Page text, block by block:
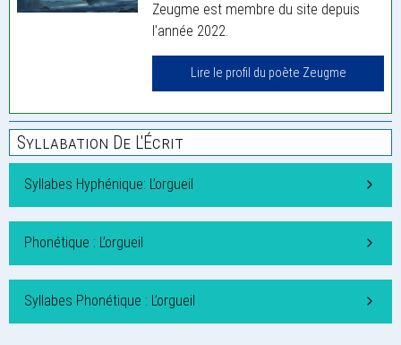
Zeugme est membre du site depuis
l'année 2022.
Lire le profil du poète Zeugme
Syllabation De L'Écrit
Syllabes Hyphénique: L’orgueil
Phonétique : L’orgueil
Syllabes Phonétique : L’orgueil